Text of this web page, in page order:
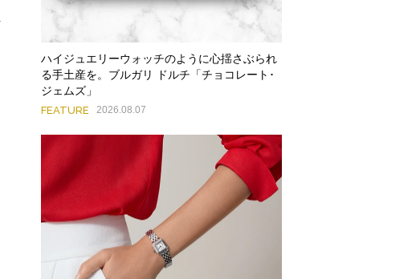
ハイジュエリーウォッチのように心揺さぶられ
る手土産を。ブルガリ ドルチ「チョコレート･
ジェムズ」
FEATURE 2026.08.07